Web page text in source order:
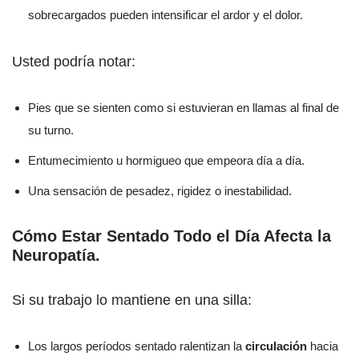
sobrecargados pueden intensificar el ardor y el dolor.
Usted podría notar:
Pies que se sienten como si estuvieran en llamas al final de
su turno.
Entumecimiento u hormigueo que empeora día a día.
Una sensación de pesadez, rigidez o inestabilidad.
Cómo Estar Sentado Todo el Día Afecta la
Neuropatía.
Si su trabajo lo mantiene en una silla:
Los largos períodos sentado ralentizan la circulación hacia